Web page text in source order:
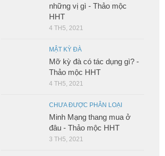
những vị gì - Thảo mộc
HHT
4 TH5, 2021
MẬT KỲ ĐÀ
Mỡ kỳ đà có tác dụng gì? -
Thảo mộc HHT
4 TH5, 2021
CHƯA ĐƯỢC PHÂN LOẠI
Minh Mạng thang mua ở
đâu - Thảo mộc HHT
3 TH5, 2021